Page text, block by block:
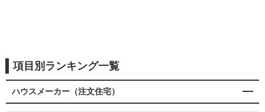
項目別ランキング一覧
ハウスメーカー（注文住宅）